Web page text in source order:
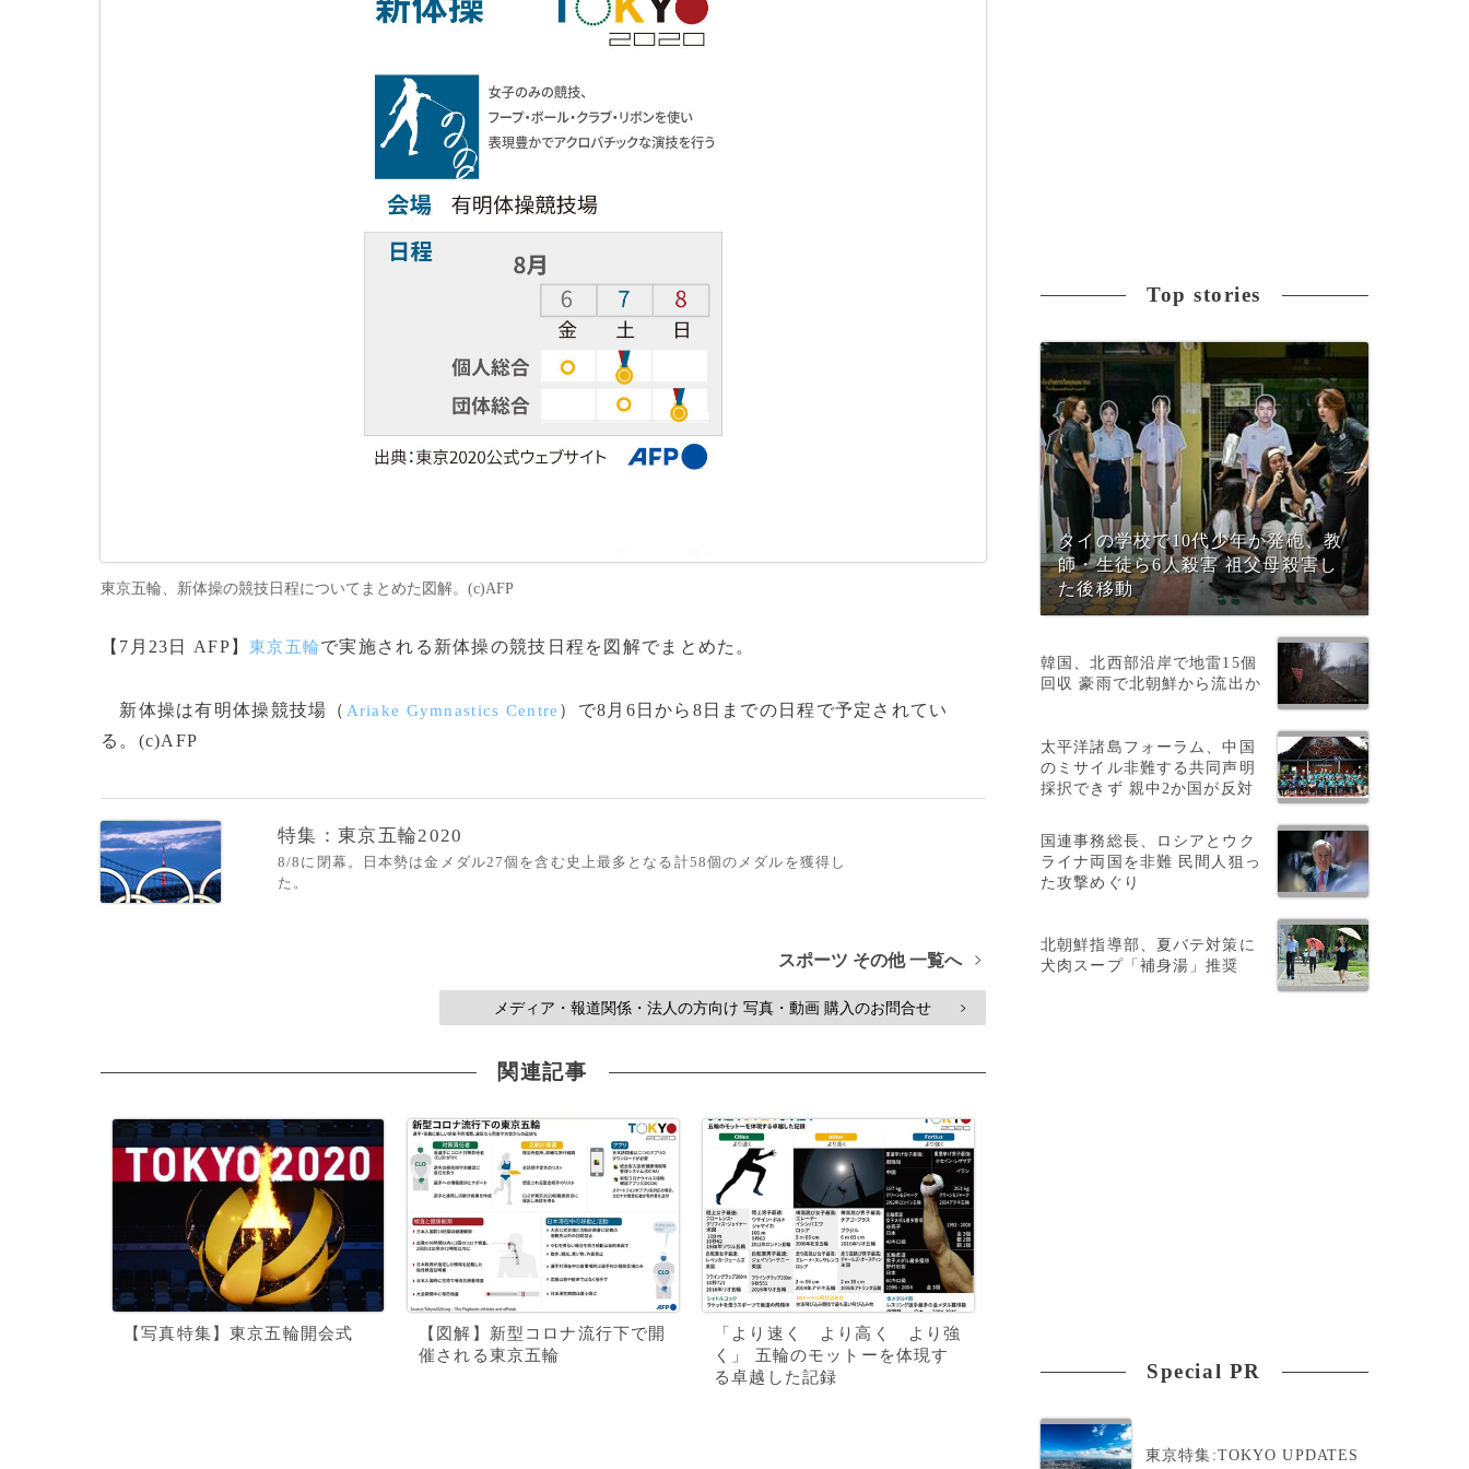
東京五輪、新体操の競技日程についてまとめた図解。(c)AFP
【7月23日 AFP】東京五輪で実施される新体操の競技日程を図解でまとめた。
新体操は有明体操競技場（ Ariake Gymnastics Centre ）で8月6日から8日までの日程で予定されてい
る。(c)AFP
特集：東京五輪2020
8/8に閉幕。日本勢は金メダル27個を含む史上最多となる計58個のメダルを獲得し
た。
スポーツ その他 一覧へ >
メディア・報道関係・法人の方向け 写真・動画 購入のお問合せ >
関連記事
【写真特集】東京五輪開会式
【図解】新型コロナ流行下で開
催される東京五輪
「より速く より高く より強
く」 五輪のモットーを体現す
る卓越した記録
Top stories
タイの学校で10代少年が発砲、教
師・生徒ら6人殺害 祖父母殺害し
た後移動
韓国、北西部沿岸で地雷15個
回収 豪雨で北朝鮮から流出か
太平洋諸島フォーラム、中国
のミサイル非難する共同声明
採択できず 親中2か国が反対
国連事務総長、ロシアとウク
ライナ両国を非難 民間人狙っ
た攻撃めぐり
北朝鮮指導部、夏バテ対策に
犬肉スープ「補身湯」推奨
Special PR
東京特集:TOKYO UPDATES